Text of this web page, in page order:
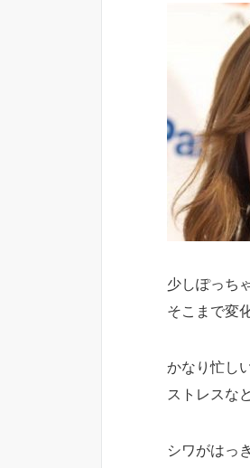
少しぽっち
そこまで変
かなり忙し
ストレスな
シワがはっ